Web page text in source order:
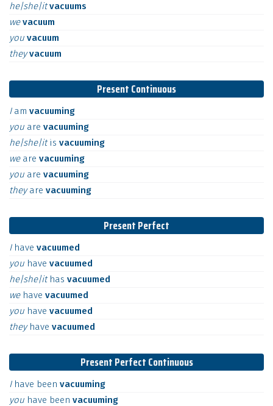
he|she|itvacuums
wevacuum
you vacuum
theyvacuum
Present Continuous
I am vacuuming
you are vacuuming
he|she|itis vacuuming
we are vacuuming
you are vacuuming
theyare vacuuming
Present Perfect
I have vacuumed
you have vacuumed
he|she|it has vacuumed
we have vacuumed
you have vacuumed
they have vacuumed
Present Perfect Continuous
I have been vacuuming
you have been vacuuming